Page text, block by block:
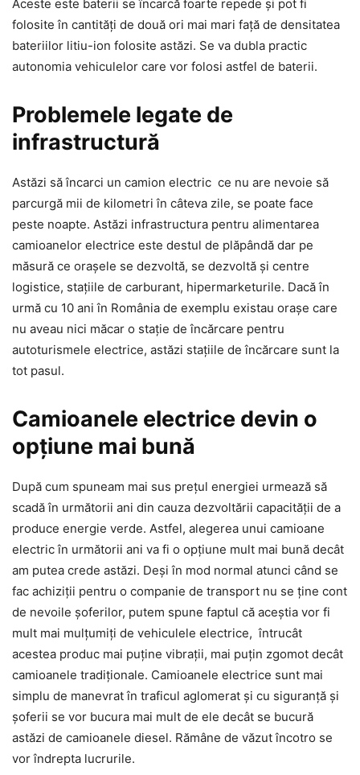
Aceste este baterii se încarcă foarte repede și pot fi
folosite în cantități de două ori mai mari față de densitatea
bateriilor litiu-ion folosite astăzi. Se va dubla practic
autonomia vehiculelor care vor folosi astfel de baterii.
Problemele legate de
infrastructură
Astăzi să încarci un camion electric ce nu are nevoie să
parcurgă mii de kilometri în câteva zile, se poate face
peste noapte. Astăzi infrastructura pentru alimentarea
camioanelor electrice este destul de plăpândă dar pe
măsură ce orașele se dezvoltă, se dezvoltă și centre
logistice, stațiile de carburant, hipermarketurile. Dacă în
urmă cu 10 ani în România de exemplu existau orașe care
nu aveau nici măcar o stație de încărcare pentru
autoturismele electrice, astăzi stațiile de încărcare sunt la
tot pasul.
Camioanele electrice devin o
opțiune mai bună
După cum spuneam mai sus prețul energiei urmează să
scadă în următorii ani din cauza dezvoltării capacității de a
produce energie verde. Astfel, alegerea unui camioane
electric în următorii ani va fi o opțiune mult mai bună decât
am putea crede astăzi. Deși în mod normal atunci când se
fac achiziții pentru o companie de transport nu se ține cont
de nevoile șoferilor, putem spune faptul că aceștia vor fi
mult mai mulțumiți de vehiculele electrice, întrucât
acestea produc mai puține vibrații, mai puțin zgomot decât
camioanele tradiționale. Camioanele electrice sunt mai
simplu de manevrat în traficul aglomerat și cu siguranță și
șoferii se vor bucura mai mult de ele decât se bucură
astăzi de camioanele diesel. Rămâne de văzut încotro se
vor îndrepta lucrurile.